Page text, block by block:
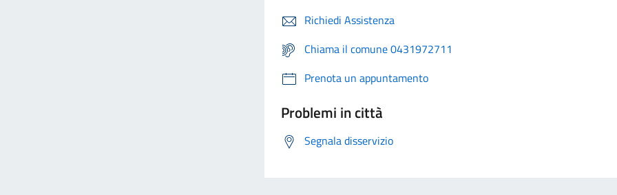
Richiedi Assistenza
Chiama il comune 0431972711
Prenota un appuntamento
Problemi in città
Segnala disservizio